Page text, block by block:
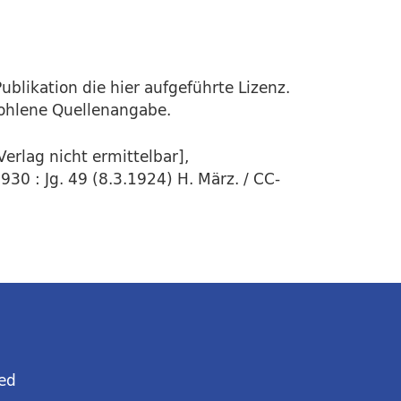
die hier aufgeführte Lizenz.
Quellenangabe.
nicht ermittelbar],
: Jg. 49 (8.3.1924) H. März. / CC-